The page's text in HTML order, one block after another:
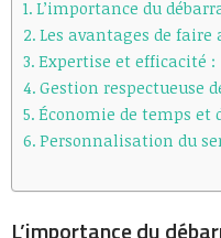
L’importance du
Les avantages de faire
Expertise et efficacité :
Gestion respectueuse
Économie de temps et
Personnalisation du
L’importance du